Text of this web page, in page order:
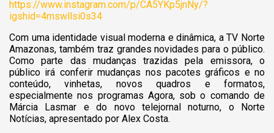
https://www.instagram.com/p/CA5YKp5jnNy/?
igshid=4mswllsi0s34
Com uma identidade visual moderna e dinâmica, a TV Norte
Amazonas, também traz grandes novidades para o público.
Como parte das mudanças trazidas pela emissora, o
público irá conferir mudanças nos pacotes gráficos e no
conteúdo, vinhetas, novos quadros e formatos,
especialmente nos programas Agora, sob o comando de
Márcia Lasmar e do novo telejornal noturno, o Norte
Notícias, apresentado por Alex Costa.